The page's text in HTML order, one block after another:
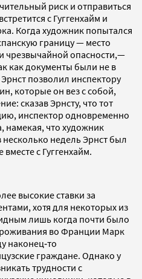
риск и отправиться
с Гуггенхайм и
Когда художник попытался
границу — место
опасности,—
как документы были не в
позволил инспектору
которые он вез с собой,
сказав Эрнсту, что тот
инспектор одновременно
намекая, что художник
несколько недель Эрнст был
с Гуггенхайм.
высокие ставки за
хотя для некоторых из
лишь когда почти было
во Франции Марк
наконец‐то
граждане. Однако у
трудности с